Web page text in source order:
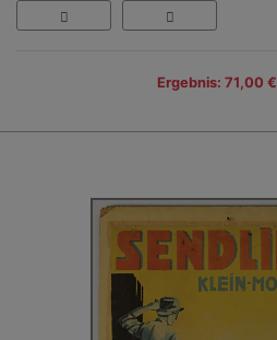
Ergebnis: 71,00 €